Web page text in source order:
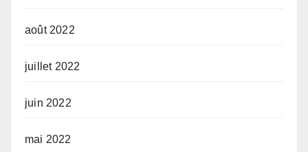
août 2022
juillet 2022
juin 2022
mai 2022